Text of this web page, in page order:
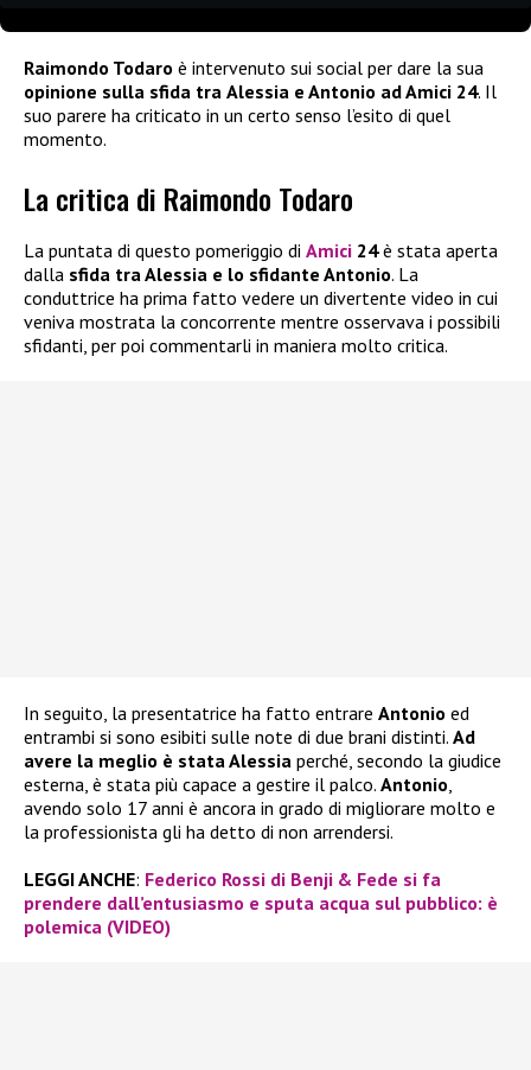
Raimondo Todaro è intervenuto sui social per dare la sua
opinione sulla sfida tra Alessia e Antonio ad Amici 24. Il
suo parere ha criticato in un certo senso l’esito di quel
momento.
La critica di Raimondo Todaro
La puntata di questo pomeriggio di Amici 24è stata aperta
dalla sfida tra Alessia e lo sfidante Antonio. La
conduttrice ha prima fatto vedere un divertente video in cui
veniva mostrata la concorrente mentre osservava i possibili
sfidanti, per poi commentarli in maniera molto critica.
In seguito, la presentatrice ha fatto entrare Antonio ed
entrambi si sono esibiti sulle note di due brani distinti. Ad
avere la meglio è stata Alessia perché, secondo la giudice
esterna, è stata più capace a gestire il palco. Antonio,
avendo solo 17 anni è ancora in grado di migliorare molto e
la professionista gli ha detto di non arrendersi.
LEGGI ANCHE: Federico Rossi di Benji & Fede si fa
prendere dall’entusiasmo e sputa acqua sul pubblico: è
polemica (VIDEO)